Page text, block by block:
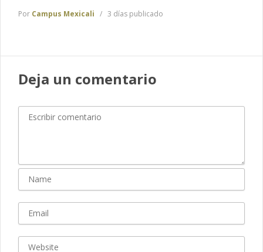
Por Campus Mexicali 3 días publicado
Deja un comentario